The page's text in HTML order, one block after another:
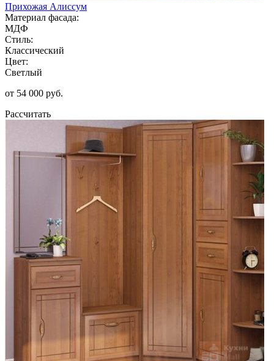
Прихожая Алиссум
Материал фасада:
МДФ
Стиль:
Классический
Цвет:
Светлый
от 54 000 руб.
Рассчитать